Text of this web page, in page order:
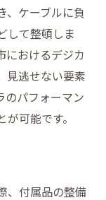
、ケーブルに負
して整頓しま
におけるデジカ
見逃せない要素
のパフォーマン
可能です。
、付属品の整備